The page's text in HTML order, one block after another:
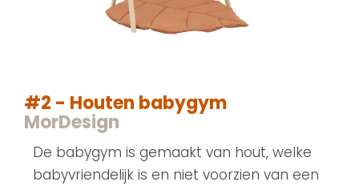
#2 - Houten babygym
MorDesign
De babygym is gemaakt van hout, welke
babyvriendelijk is en niet voorzien van een